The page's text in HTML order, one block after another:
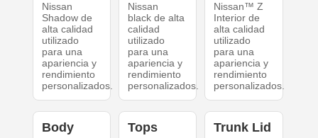
Nissan
Shadow de
alta calidad
utilizado
para una
apariencia y
rendimiento
personalizados.
Nissan
black de alta
calidad
utilizado
para una
apariencia y
rendimiento
personalizados.
Nissan™ Z
Interior de
alta calidad
utilizado
para una
apariencia y
rendimiento
personalizados.
Body Tops Trunk Lid